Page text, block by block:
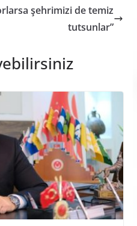
şehrimizi de temiz
tutsunlar”